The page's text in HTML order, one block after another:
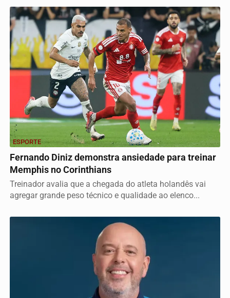
ESPORTE
Fernando Diniz demonstra ansiedade para treinar
Memphis no Corinthians
Treinador avalia que a chegada do atleta holandês vai
agregar grande peso técnico e qualidade ao elenco...